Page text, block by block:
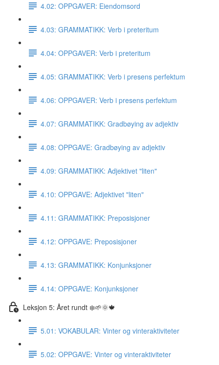
4.02: OPPGAVER: Eiendomsord
4.03: GRAMMATIKK: Verb i preteritum
4.04: OPPGAVER: Verb i preteritum
4.05: GRAMMATIKK: Verb i presens perfektum
4.06: OPPGAVER: Verb i presens perfektum
4.07: GRAMMATIKK: Gradbøying av adjektiv
4.08: OPPGAVE: Gradbøying av adjektiv
4.09: GRAMMATIKK: Adjektivet "liten"
4.10: OPPGAVE: Adjektivet "liten"
4.11: GRAMMATIKK: Preposisjoner
4.12: OPPGAVE: Preposisjoner
4.13: GRAMMATIKK: Konjunksjoner
4.14: OPPGAVE: Konjunksjoner
Leksjon 5: Året rundt ❄️🌱🌞🍁
5.01: VOKABULAR: Vinter og vinteraktiviteter
5.02: OPPGAVE: Vinter og vinteraktiviteter